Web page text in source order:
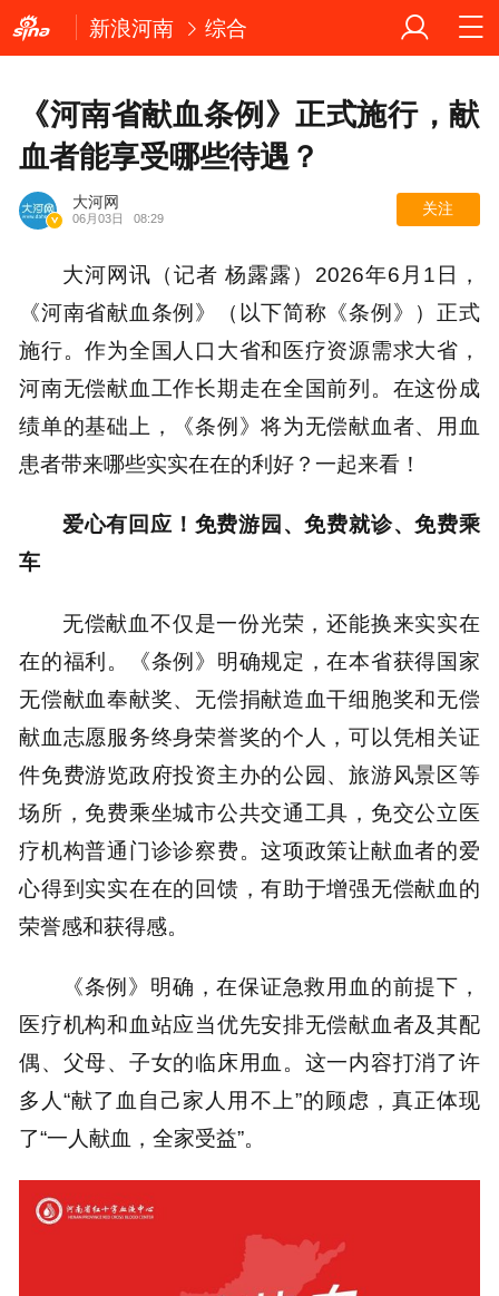
新浪河南 综合
《河南省献血条例》正式施行，献
血者能享受哪些待遇？
大河网
06月03日 08:29
关注
大河网讯（记者 杨露露）2026年6月1日，
《河南省献血条例》（以下简称《条例》）正式
施行。作为全国人口大省和医疗资源需求大省，
河南无偿献血工作长期走在全国前列。在这份成
绩单的基础上，《条例》将为无偿献血者、用血
患者带来哪些实实在在的利好？一起来看！
爱心有回应！免费游园、免费就诊、免费乘
车
无偿献血不仅是一份光荣，还能换来实实在
在的福利。《条例》明确规定，在本省获得国家
无偿献血奉献奖、无偿捐献造血干细胞奖和无偿
献血志愿服务终身荣誉奖的个人，可以凭相关证
件免费游览政府投资主办的公园、旅游风景区等
场所，免费乘坐城市公共交通工具，免交公立医
疗机构普通门诊诊察费。这项政策让献血者的爱
心得到实实在在的回馈，有助于增强无偿献血的
荣誉感和获得感。
《条例》明确，在保证急救用血的前提下，
医疗机构和血站应当优先安排无偿献血者及其配
偶、父母、子女的临床用血。这一内容打消了许
多人“献了血自己家人用不上”的顾虑，真正体现
了“一人献血，全家受益”。